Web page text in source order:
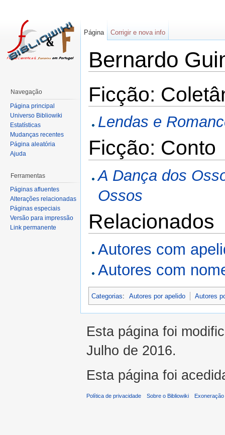
Bernardo
Ficção:
Lendas e
Ficção: Conto
A Dança dos
Ossos
Relacionados
Autores com
Autores com
Categorias: Autores por apelido Autores
Página Corrigir e nova info
Navegação
Página principal
Universo Bibliowiki
Estatísticas
Mudanças recentes
Página aleatória
Ajuda
Ferramentas
Páginas afluentes
Alterações relacionadas
Páginas especiais
Versão para impressão
Link permanente
Esta página foi
Julho de 2016.
Esta página foi
Política de privacidade Sobre o Bibliowiki